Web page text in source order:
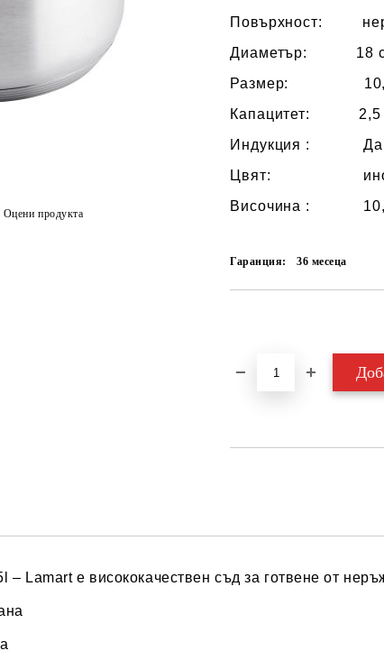
Повърхност:
Диаметър:
18
Размер:
Капацитет:
2,5
Индукция :
Да
Цвят:
Височина : 10,5
Гаранция: 36 месеца
Оцени продукта
– Lamart e висококачествен съд за готвене от